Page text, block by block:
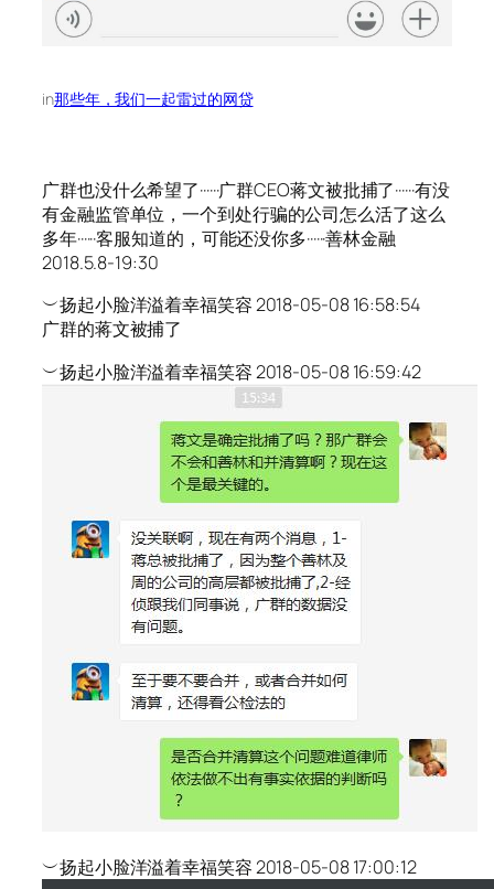
in那些年，我们一起雷过的网贷
广群也没什么希望了······广群CEO蒋文被批捕了······有没
有金融监管单位，一个到处行骗的公司怎么活了这么
多年······客服知道的，可能还没你多······善林金融
2018.5.8-19:30
︶扬起小脸洋溢着幸福笑容 2018-05-08 16:58:54
广群的蒋文被捕了
︶扬起小脸洋溢着幸福笑容 2018-05-08 16:59:42
︶扬起小脸洋溢着幸福笑容 2018-05-08 17:00:12